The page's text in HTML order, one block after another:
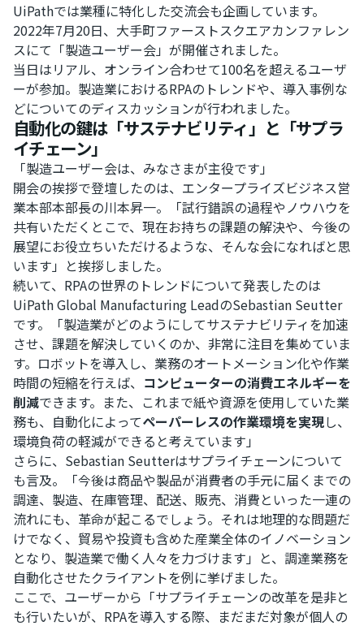
UiPathでは業種に特化した交流会も企画しています。
2022年7月20日、大手町ファーストスクエアカンファレン
スにて「製造ユーザー会」が開催されました。
当日はリアル、オンライン合わせて100名を超えるユーザ
ーが参加。製造業におけるRPAのトレンドや、導入事例な
どについてのディスカッションが行われました。
自動化の鍵は「サステナビリティ」と「サプラ
イチェーン」
「製造ユーザー会は、みなさまが主役です」
開会の挨拶で登壇したのは、エンタープライズビジネス営
業本部本部長の川本昇一。「試行錯誤の過程やノウハウを
共有いただくとこで、現在お持ちの課題の解決や、今後の
展望にお役立ちいただけるような、そんな会になればと思
います」と挨拶しました。
続いて、RPAの世界のトレンドについて発表したのは
UiPath Global Manufacturing LeadのSebastian Seutter
です。「製造業がどのようにしてサステナビリティを加速
させ、課題を解決していくのか、非常に注目を集めていま
す。ロボットを導入し、業務のオートメーション化や作業
時間の短縮を行えば、 コンピューターの消費エネルギーを
削減できます。また、これまで紙や資源を使用していた業
務も、自動化によってペーパーレスの作業環境を実現し、
環境負荷の軽減ができると考えています」
さらに、Sebastian Seutterはサプライチェーンについて
も言及。「今後は商品や製品が消費者の手元に届くまでの
調達、製造、在庫管理、配送、販売、消費といった一連の
流れにも、革命が起こるでしょう。それは地理的な問題だ
けでなく、貿易や投資も含めた産業全体のイノベーション
となり、製造業で働く人々を力づけます」と、調達業務を
自動化させたクライアントを例に挙げました。
ここで、ユーザーから「サプライチェーンの改革を是非と
も行いたいが、RPAを導入する際、まだまだ対象が個人の